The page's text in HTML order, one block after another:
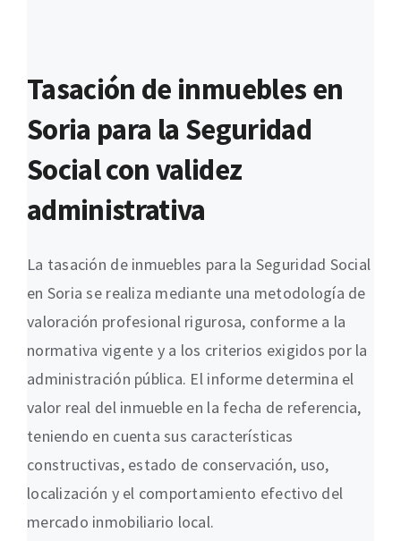
Tasación de inmuebles en
Soria para la Seguridad
Social con validez
administrativa
La tasación de inmuebles para la Seguridad Social
en Soria se realiza mediante una metodología de
valoración profesional rigurosa, conforme a la
normativa vigente y a los criterios exigidos por la
administración pública. El informe determina el
valor real del inmueble en la fecha de referencia,
teniendo en cuenta sus características
constructivas, estado de conservación, uso,
localización y el comportamiento efectivo del
mercado inmobiliario local.